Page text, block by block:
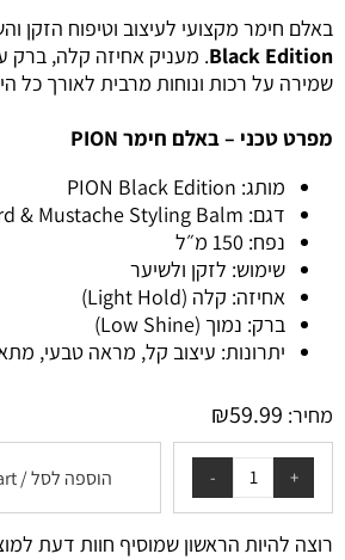
באלם חימר מקצועי לעיצוב וטיפוח הזקן
Black Edition. מעניק אחיזה קלה, ברק
שמירה על רכות ונוחות מרבית לאורך כל
מפרט טכני – באלם חימר PION
מותג: PION Black Edition
דגם: BM Beard & Mustache Styling Balm
נפח: 150 מ״ל
שימוש: לזקן ולשיער
אחיזה: קלה (Light Hold)
ברק: נמוך (Low Shine)
יתרונות: עיצוב קל, מראה טבעי,
מחיר: ₪59.99
הוספה לסל / Add to cart
רוצה להיות הראשון שמוסיף חוות דעת